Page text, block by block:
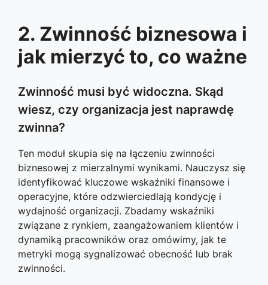
2. Zwinność biznesowa i
jak mierzyć to, co ważne
Zwinność musi być widoczna. Skąd
wiesz, czy organizacja jest naprawdę
zwinna?
Ten moduł skupia się na łączeniu zwinności
biznesowej z mierzalnymi wynikami. Nauczysz się
identyfikować kluczowe wskaźniki finansowe i
operacyjne, które odzwierciedlają kondycję i
wydajność organizacji. Zbadamy wskaźniki
związane z rynkiem, zaangażowaniem klientów i
dynamiką pracowników oraz omówimy, jak te
metryki mogą sygnalizować obecność lub brak
zwinności.